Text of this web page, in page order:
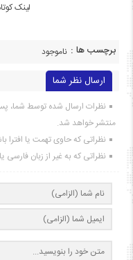
لینک
برچسب ها : ناموجود
ارسال نظر شما
نظرات ارسال شده توسط شما،
منتشر خواهد شد.
نظراتی که حاوی تهمت یا افترا
نظراتی که به غیر از زبان